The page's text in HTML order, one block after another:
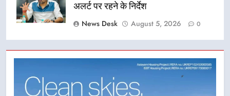
अलर्ट पर रहने के निर्देश
News Desk
August 5, 2026 0